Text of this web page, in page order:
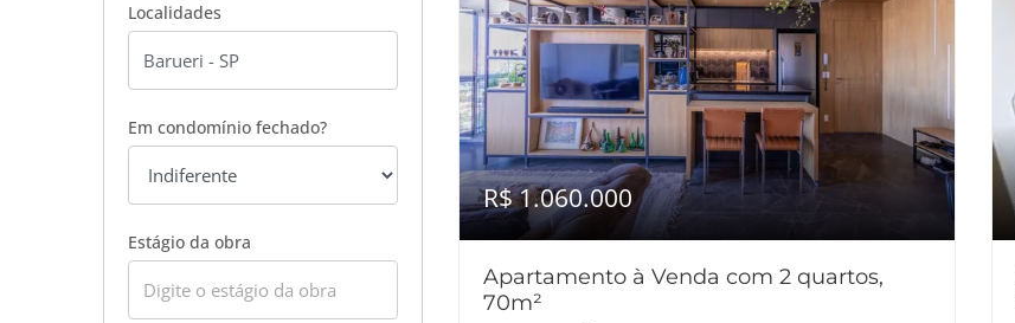
Localidades
Em condomínio fechado?
Estágio da obra
R$ 1.060.000
Apartamento à Venda com 2 quartos,
70m²